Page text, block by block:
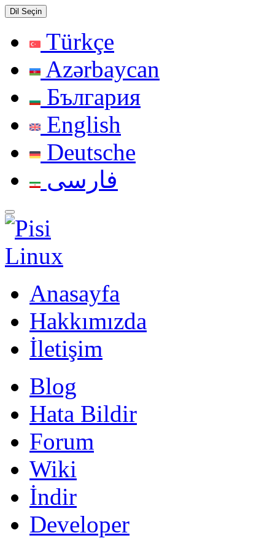
Dil Seçin
Türkçe
Azərbaycan
България
English
Deutsche
فارسی
Anasayfa
Hakkımızda
İletişim
Blog
Hata Bildir
Forum
Wiki
İndir
Developer